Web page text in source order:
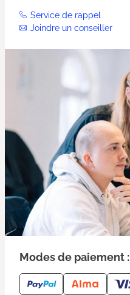
Service de rappel
Joindre un conseiller
Modes de paiement :